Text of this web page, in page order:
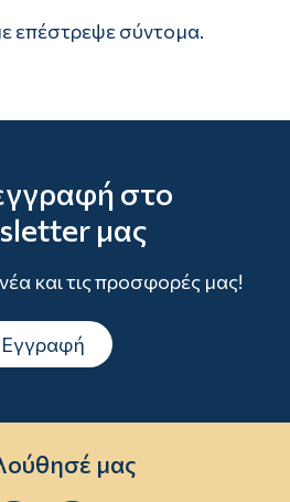
επέστρεψε σύντομα.
στο
μας
και τις προσφορές μας!
Εγγραφή
μας